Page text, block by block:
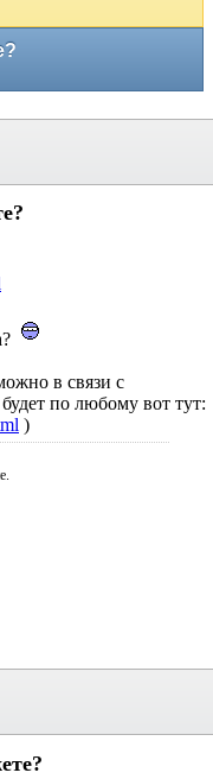
в связи с
по любому вот тут:
)